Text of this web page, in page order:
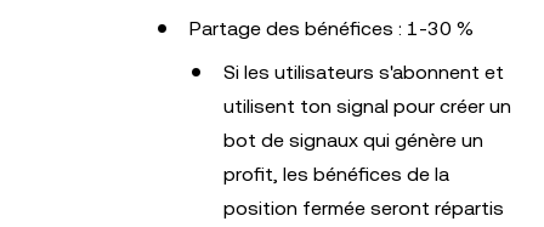
Partage des bénéfices : 1-30 %
Si les utilisateurs s'abonnent et
utilisent ton signal pour créer un
bot de signaux qui génère un
profit, les bénéfices de la
position fermée seront répartis